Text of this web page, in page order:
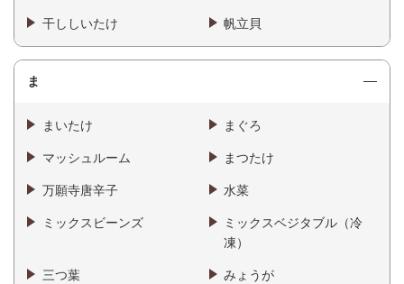
干ししいたけ 帆立貝
ま
まいたけ まぐろ
マッシュルーム まつたけ
万願寺唐辛子 水菜
ミックスビーンズ
ミックスベジタブル（冷
凍）
三つ葉 みょうが